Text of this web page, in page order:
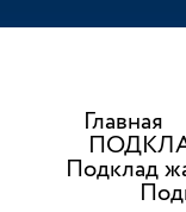
Главная
Подклад